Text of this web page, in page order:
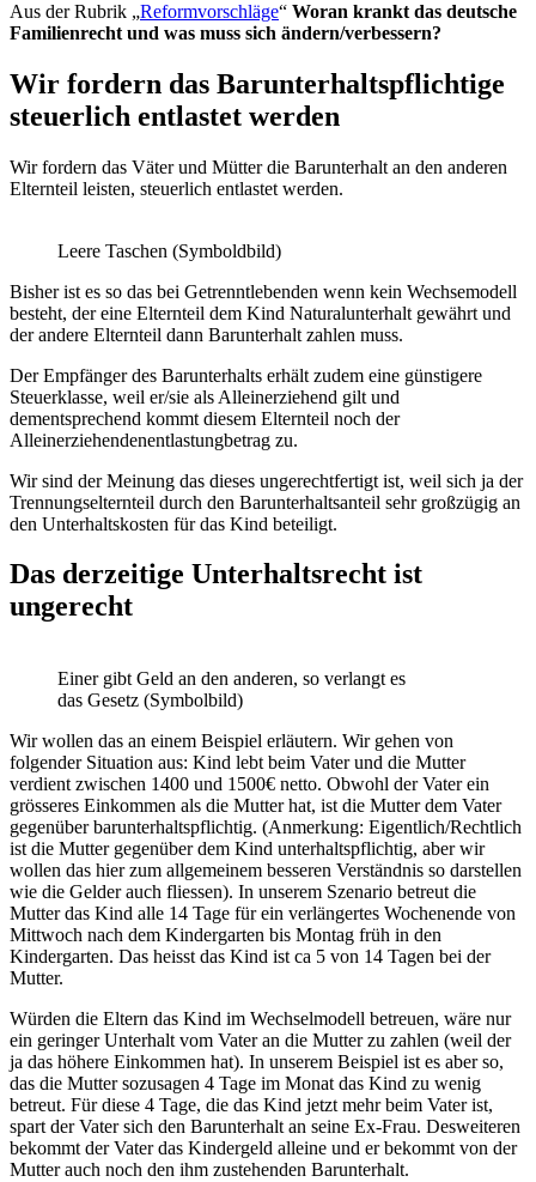
Aus der Rubrik „Reformvorschläge“ Woran krankt das deutsche
Familienrecht und was muss sich ändern/verbessern?
Wir fordern das Barunterhaltspflichtige
steuerlich entlastet werden
Wir fordern das Väter und Mütter die Barunterhalt an den anderen
Elternteil leisten, steuerlich entlastet werden.
Leere Taschen (Symboldbild)
Bisher ist es so das bei Getrenntlebenden wenn kein Wechsemodell
besteht, der eine Elternteil dem Kind Naturalunterhalt gewährt und
der andere Elternteil dann Barunterhalt zahlen muss.
Der Empfänger des Barunterhalts erhält zudem eine günstigere
Steuerklasse, weil er/sie als Alleinerziehend gilt und
dementsprechend kommt diesem Elternteil noch der
Alleinerziehendenentlastungbetrag zu.
Wir sind der Meinung das dieses ungerechtfertigt ist, weil sich ja der
Trennungselternteil durch den Barunterhaltsanteil sehr großzügig an
den Unterhaltskosten für das Kind beteiligt.
Das derzeitige Unterhaltsrecht ist
ungerecht
Einer gibt Geld an den anderen, so verlangt es
das Gesetz (Symbolbild)
Wir wollen das an einem Beispiel erläutern. Wir gehen von
folgender Situation aus: Kind lebt beim Vater und die Mutter
verdient zwischen 1400 und 1500€ netto. Obwohl der Vater ein
grösseres Einkommen als die Mutter hat, ist die Mutter dem Vater
gegenüber barunterhaltspflichtig. (Anmerkung: Eigentlich/Rechtlich
ist die Mutter gegenüber dem Kind unterhaltspflichtig, aber wir
wollen das hier zum allgemeinem besseren Verständnis so darstellen
wie die Gelder auch fliessen). In unserem Szenario betreut die
Mutter das Kind alle 14 Tage für ein verlängertes Wochenende von
Mittwoch nach dem Kindergarten bis Montag früh in den
Kindergarten. Das heisst das Kind ist ca 5 von 14 Tagen bei der
Mutter.
Würden die Eltern das Kind im Wechselmodell betreuen, wäre nur
ein geringer Unterhalt vom Vater an die Mutter zu zahlen (weil der
ja das höhere Einkommen hat). In unserem Beispiel ist es aber so,
das die Mutter sozusagen 4 Tage im Monat das Kind zu wenig
betreut. Für diese 4 Tage, die das Kind jetzt mehr beim Vater ist,
spart der Vater sich den Barunterhalt an seine Ex-Frau. Desweiteren
bekommt der Vater das Kindergeld alleine und er bekommt von der
Mutter auch noch den ihm zustehenden Barunterhalt.